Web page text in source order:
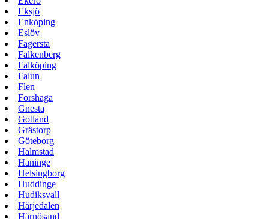
Eksjö
Enköping
Eslöv
Fagersta
Falkenberg
Falköping
Falun
Flen
Forshaga
Gnesta
Gotland
Grästorp
Göteborg
Halmstad
Haninge
Helsingborg
Huddinge
Hudiksvall
Härjedalen
Härnösand